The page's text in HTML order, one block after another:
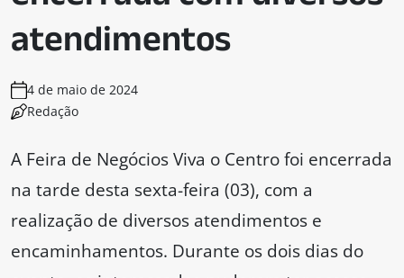
atendimentos
4 de maio de 2024
Redação
A Feira de Negócios Viva o Centro foi encerrada
na tarde desta sexta-feira (03), com a
realização de diversos atendimentos e
encaminhamentos. Durante os dois dias do